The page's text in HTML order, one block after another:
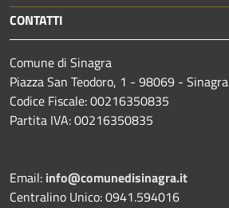
CONTATTI
Comune di Sinagra
Piazza San Teodoro, 1 - 98069 - Sinagra
Codice Fiscale: 00216350835
Partita IVA: 00216350835
Email: info@comunedisinagra.it
Centralino Unico: 0941.594016